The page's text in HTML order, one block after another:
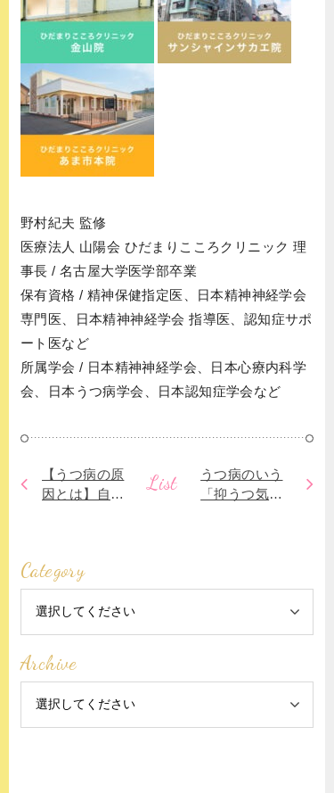
野村紀夫 監修
医療法人 山陽会 ひだまりこころクリニック 理
事長 / 名古屋大学医学部卒業
保有資格 / 精神保健指定医、日本精神神経学会
専門医、日本精神神経学会 指導医、認知症サポ
ート医など
所属学会 / 日本精神神経学会、日本心療内科学
会、日本うつ病学会、日本認知症学会など
【うつ病の原
因とは】自分
もあります
List
うつ病のいう
「抑うつ気
Category
Archive